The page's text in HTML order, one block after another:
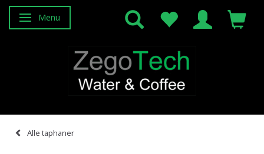
Skifte navigation
Menu
Alle taphaner